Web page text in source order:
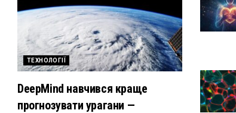
ТЕХНОЛОГІЇ
DeepMind навчився краще
прогнозувати урагани —